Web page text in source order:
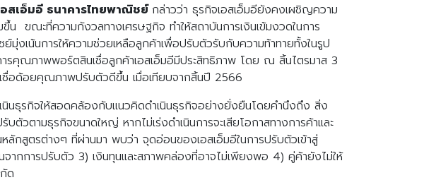
Search
สเอ็มอี ธนาคารไทยพาณิชย์ กล่าวว่า ธุรกิจเอสเอ็มอียังคงเผชิญความ
ขณะที่ความกังวลทางเศรษฐกิจ ทำให้สถาบันการเงินเข้มงวดในการ
เน้นการให้ความช่วยเหลือลูกค้าเพื่อปรับตัวรับกับความท้าทายทั้งในรูป
รคุณภาพพอร์ตสินเชื่อลูกค้าเอสเอ็มอีมีประสิทธิภาพ โดย ณ สิ้นไตรมาส 3
ชื่อด้อยคุณภาพปรับตัวดีขึ้น เมื่อเทียบจากสิ้นปี 2566
นินธุรกิจให้สอดคล้องกับแนวคิดดำเนินธุรกิจอย่างยั่งยืนโดยคำนึงถึง สิ่ง
วตามธุรกิจขนาดใหญ่ หากไม่เร่งดำเนินการจะเสียโอกาสทางการค้าและ
ลักสูตรต่างๆ ที่ผ่านมา พบว่า จุดอ่อนของเอสเอ็มอีในการปรับตัวเข้าสู่
ากการปรับตัว 3) เงินทุนและสภาพคล่องที่อาจไม่เพียงพอ 4) คู่ค้ายังไม่ให้
ด